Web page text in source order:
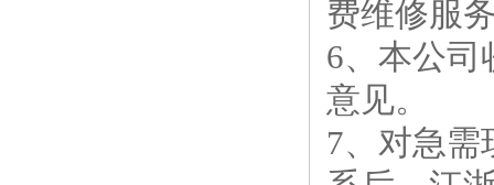
费维修服
6、本公司
意见。
7、对急